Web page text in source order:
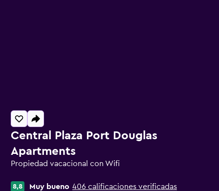
Central Plaza Port Douglas
Apartments
Propiedad vacacional con Wifi
8,8 Muy bueno 406 calificaciones verificadas